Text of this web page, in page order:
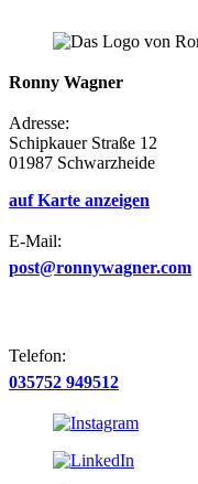
Ronny Wagner
Adresse:
Schipkauer Straße 12
01987 Schwarzheide
auf Karte anzeigen
E-Mail:
post@ronnywagner.com
Telefon:
035752 949512